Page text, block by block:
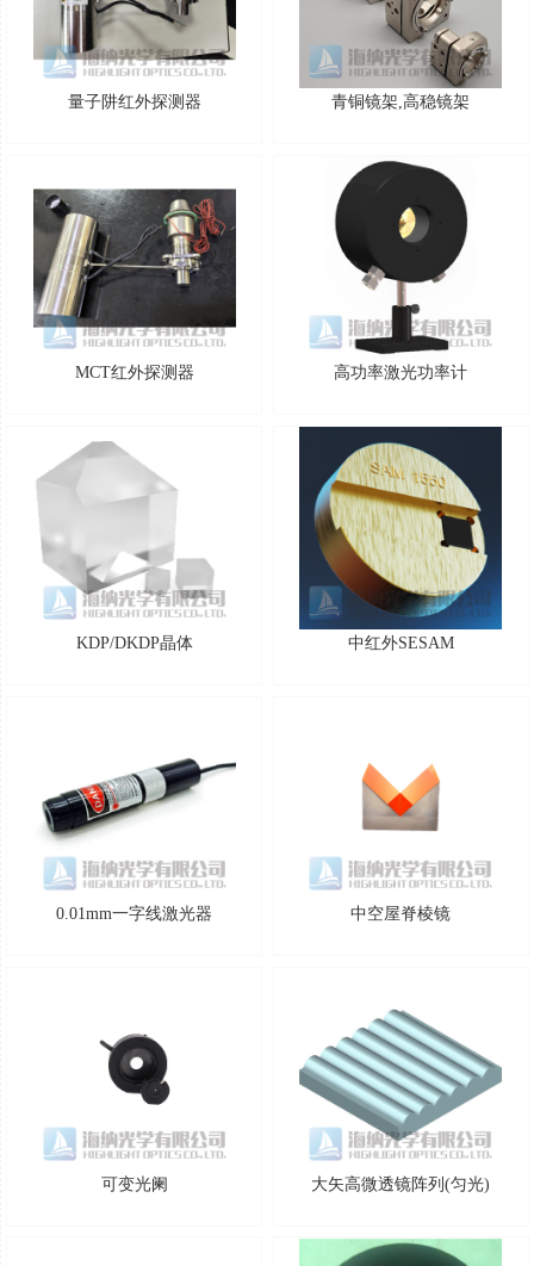
量子阱红外探测器 青铜镜架,高稳镜架
MCT红外探测器 高功率激光功率计
KDP/DKDP晶体 中红外SESAM
0.01mm一字线激光器 中空屋脊棱镜
可变光阑 大矢高微透镜阵列(匀光)